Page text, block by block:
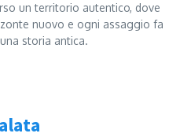
un territorio autentico, dove
nuovo e ogni assaggio fa
storia antica.